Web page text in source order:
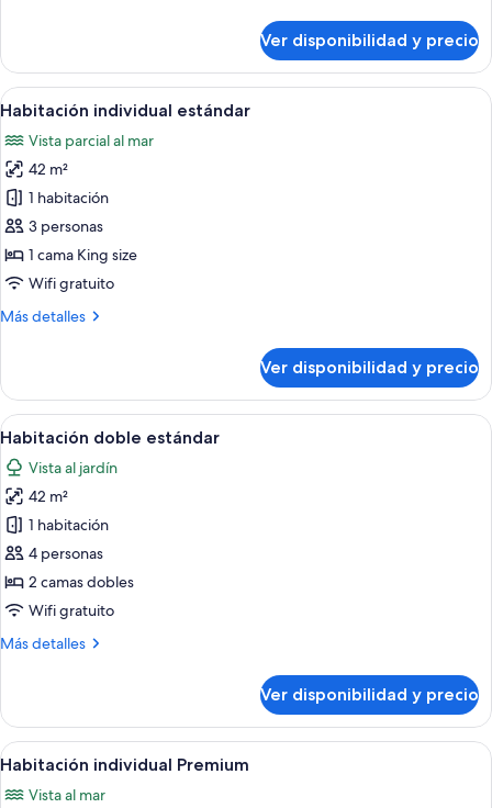
doble
estándar
Ver disponibilidad y precio
Ver
todas
las
fotos
de
Habitación
individual
estándar
Un baño con un espejo grande, un
6
Habitación individual estándar
Vista parcial al mar
42 m²
1 habitación
3 personas
1 cama King size
Wifi gratuito
Más detalles
Más
individual
estándar
Ver disponibilidad y precio
Ver
todas
las
fotos
de
Habitación
doble
estándar
Vista a través de una zona cubierta
5
Habitación doble estándar
Vista al jardín
42 m²
1 habitación
4 personas
2 camas dobles
Wifi gratuito
Más detalles
Más
doble
estándar
Ver disponibilidad y precio
Ver
todas
Un área con césped, palmeras y vista
6
Habitación individual Premium
Vista al mar